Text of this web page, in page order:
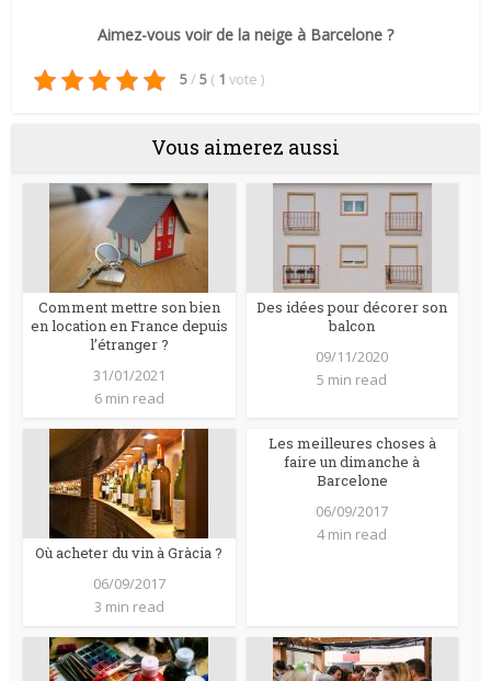
Aimez-vous voir de la neige à Barcelone ?
5/ 5 ( 1 vote )
Vous aimerez aussi
Comment mettre son bien
en location en France depuis
l’étranger ?
31/01/2021
6 min read
Des idées pour décorer son
balcon
09/11/2020
5 min read
Où acheter du vin à Gràcia ?
06/09/2017
3 min read
Les meilleures choses à
faire un dimanche à
Barcelone
06/09/2017
4 min read